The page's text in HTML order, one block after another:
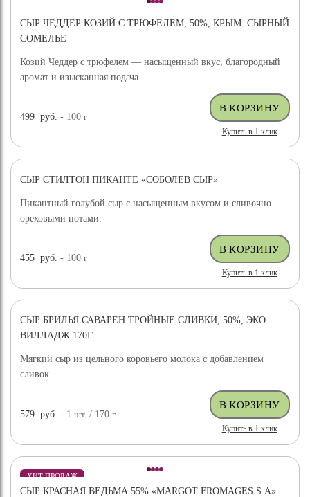
СЫР ЧЕДДЕР КОЗИЙ С ТРЮФЕЛЕМ, 50%, КРЫМ. СЫРНЫЙ
СОМЕЛЬЕ
Козий Чеддер с трюфелем — насыщенный вкус, благородный
аромат и изысканная подача.
499 руб. - 100г
Купить в 1 клик
СЫР СТИЛТОН ПИКАНТЕ «СОБОЛЕВ СЫР»
Пикантный голубой сыр с насыщенным вкусом и сливочно-
ореховыми нотами.
455 руб. - 100г
Купить в 1 клик
СЫР БРИЛЬЯ САВАРЕН ТРОЙНЫЕ СЛИВКИ, 50%, ЭКО
ВИЛЛАДЖ 170Г
Мягкий сыр из цельного коровьего молока с добавлением
сливок.
579 руб. - 1шт. / 170г
Купить в 1 клик
ХИТ ПРОДАЖ
СЫР КРАСНАЯ ВЕДЬМА 55% «MARGOT FROMAGES S.A»